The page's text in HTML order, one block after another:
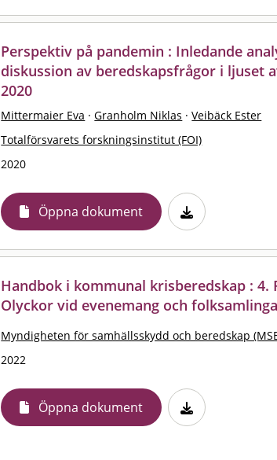
Perspektiv på pandemin : Inledande
diskussion av beredskapsfrågor i ljuset
2020
Mittermaier Eva · Granholm Niklas · Veibäck Ester
Totalförsvarets forskningsinstitut (FOI)
2020
Öppna dokument
Handbok i kommunal krisberedskap : 4.
Olyckor vid evenemang och
Myndigheten för samhällsskydd och beredskap
2022
Öppna dokument